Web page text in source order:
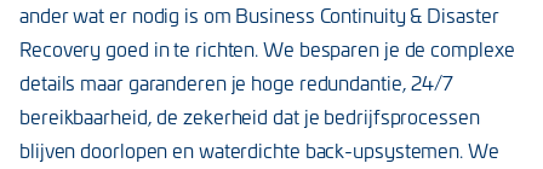
ander wat er nodig is om Business Continuity & Disaster
Recovery goed in te richten. We besparen je de complexe
details maar garanderen je hoge redundantie, 24/7
bereikbaarheid, de zekerheid dat je bedrijfsprocessen
blijven doorlopen en waterdichte back-upsystemen. We